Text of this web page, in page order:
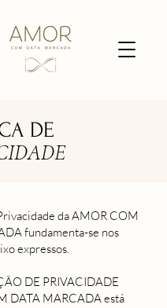
DE
da AMOR COM
fundamenta-se nos
expressos.
DE PRIVACIDADE
DATA MARCADA está